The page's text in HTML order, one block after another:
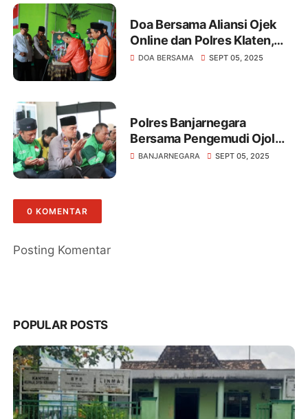
Doa Bersama Aliansi Ojek
Online dan Polres Klaten,
Wujud Empati dan
DOA BERSAMA SEPT 05, 2025
Polres Banjarnegara
Bersama Pengemudi Ojol
Gelar Doa Bersama
BANJARNEGARA SEPT 05, 2025
0 KOMENTAR
Posting Komentar
POPULAR POSTS